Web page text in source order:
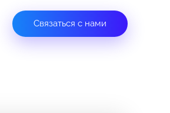
Связаться с нами